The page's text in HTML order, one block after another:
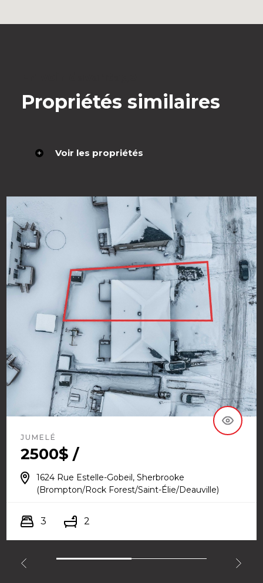
Propriétés similaires
Voir les propriétés
JUMELÉ
2500$ /
1624 Rue Estelle-Gobeil, Sherbrooke
(Brompton/Rock Forest/Saint-Élie/Deauville)
3 2